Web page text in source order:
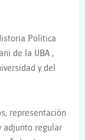
Política
de la UBA ,
y del
representación
adjunto regular